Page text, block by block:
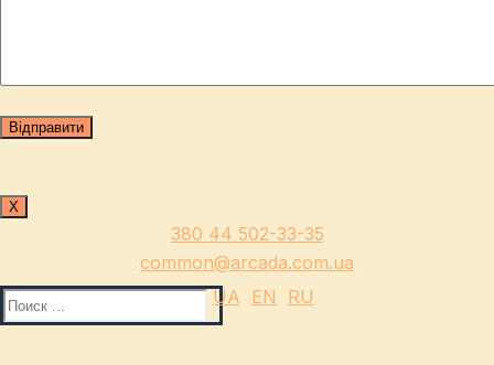
Х
380 44 502-33-35
common@arcada.com.ua
UA EN RU
Найти: